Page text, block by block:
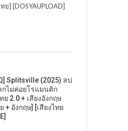
ย] [DOSYAUPLOAD]
Splitsville (2025) สป
ไม่ค่อยโรแมนติก
ย 2.0 + เสียงอังกฤษ
+ อังกฤษ] [เสียงไทย